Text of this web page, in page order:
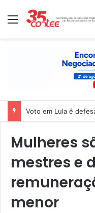
Menu
Nota de
Mulheres
mestres e
menor